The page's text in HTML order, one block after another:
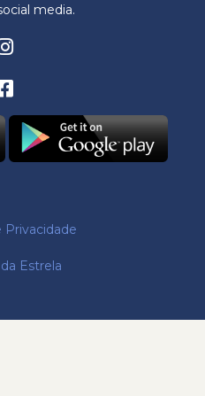
media.
Estrela
Privacidade